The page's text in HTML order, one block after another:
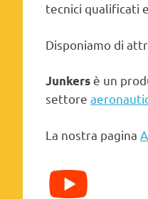
tecnici qualificati
Disponiamo di
Junkers è un
settore
La nostra pagina